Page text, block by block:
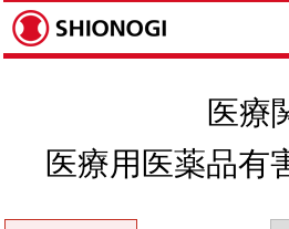
医療
医療用医薬品有